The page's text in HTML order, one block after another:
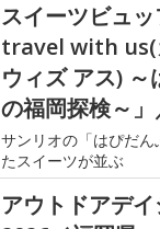
スイーツビュ
travel with us(
ウィズ アス)
の福岡探検～
サンリオの「はぴだ
たスイーツが並ぶ
アウトドアデ